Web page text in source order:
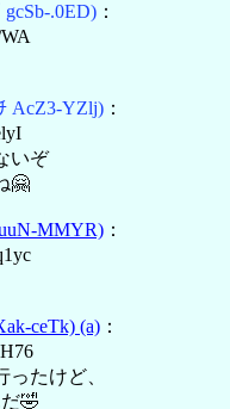
gcSb-.0ED) ：
AcZ3-YZlj) ：
いぞ
🤗
MMYR) ：
ceTk) (a) ：
たけど、
🤣